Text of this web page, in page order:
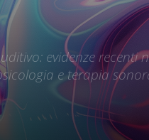
evidenze
e terapia